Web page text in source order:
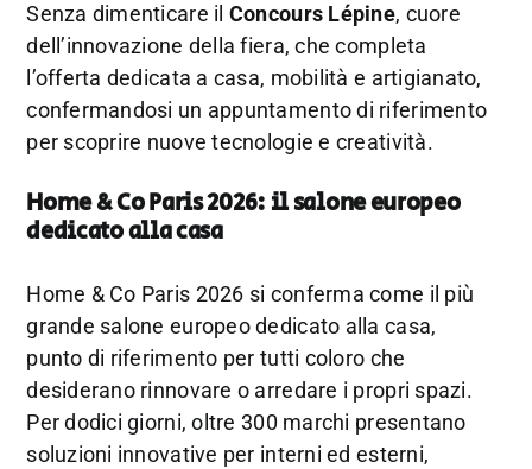
Senza dimenticare il Concours Lépine, cuore
dell’innovazione della fiera, che completa
l’offerta dedicata a casa, mobilità e artigianato,
confermandosi un appuntamento di riferimento
per scoprire nuove tecnologie e creatività.
Home & Co Paris 2026: il salone europeo
dedicato alla casa
Home & Co Paris 2026 si conferma come il più
grande salone europeo dedicato alla casa,
punto di riferimento per tutti coloro che
desiderano rinnovare o arredare i propri spazi.
Per dodici giorni, oltre 300 marchi presentano
soluzioni innovative per interni ed esterni,